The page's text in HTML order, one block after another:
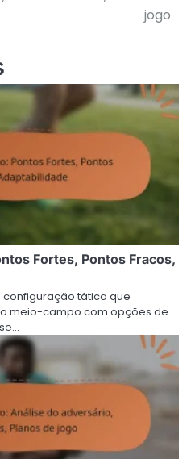
jogo
Fortes, Pontos Fracos,
tática que
meio-campo com opções de